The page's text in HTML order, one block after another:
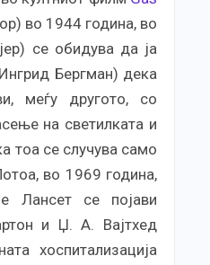
во 1944 година, во
се обидува да ја
Бергман) дека
меѓу другото, со
на светилката и
тоа се случува само
во 1969 година,
Лансет се појави
и Џ. А. Вајтхед
хоспитализација